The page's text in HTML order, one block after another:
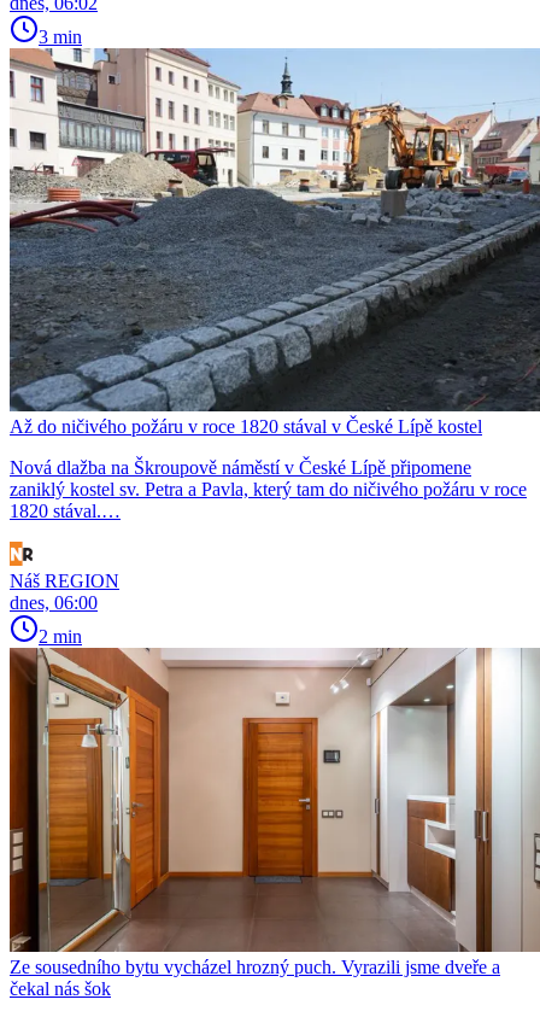
3 min
Až do ničivého požáru v roce 1820 stával v České Lípě kostel
Nová dlažba na Škroupově náměstí v České Lípě připomene
zaniklý kostel sv. Petra a Pavla, který tam do ničivého požáru v roce
1820 stával.…
Náš REGION
dnes, 06:00
2 min
Ze sousedního bytu vycházel hrozný puch. Vyrazili jsme dveře a
čekal nás šok